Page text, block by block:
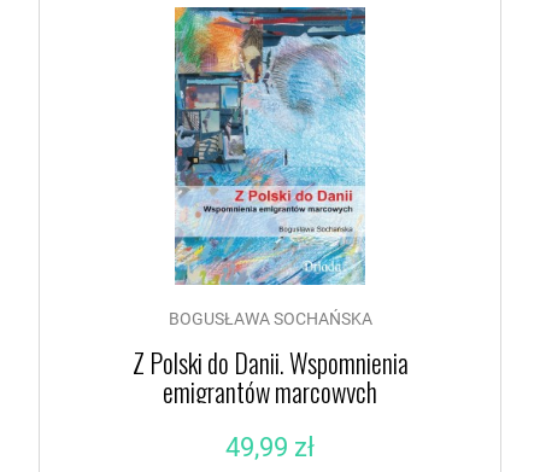
BOGUSŁAWA SOCHAŃSKA
Z Polski do Danii. Wspomnienia
emigrantów marcowych
49,99 zł